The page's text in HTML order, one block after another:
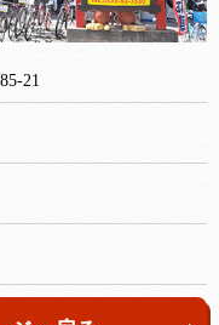
21